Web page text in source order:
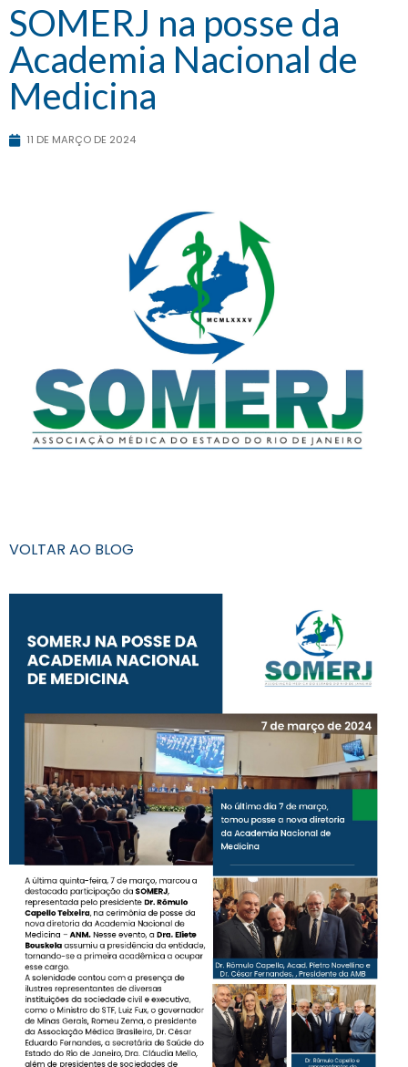
SOMERJ na posse da
Academia Nacional de
Medicina
11 DE MARÇO DE 2024
VOLTAR AO BLOG